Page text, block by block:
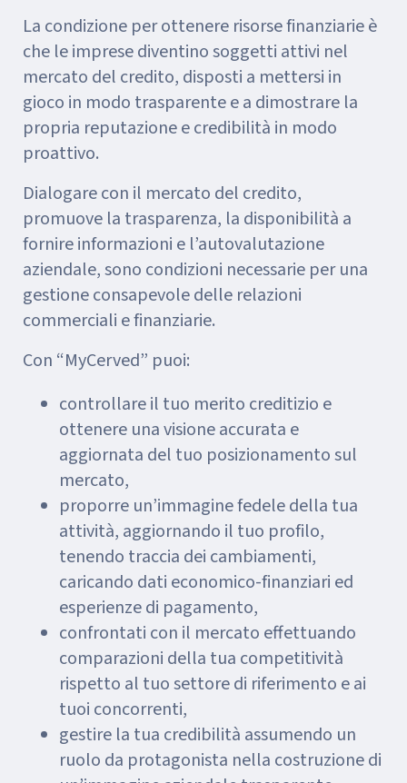
La condizione per ottenere risorse finanziarie è
che le imprese diventino soggetti attivi nel
mercato del credito, disposti a mettersi in
gioco in modo trasparente e a dimostrare la
propria reputazione e credibilità in modo
proattivo.
Dialogare con il mercato del credito,
promuove la trasparenza, la disponibilità a
fornire informazioni e l’autovalutazione
aziendale, sono condizioni necessarie per una
gestione consapevole delle relazioni
commerciali e finanziarie.
Con “MyCerved” puoi:
controllare il tuo merito creditizio e
ottenere una visione accurata e
aggiornata del tuo posizionamento sul
mercato,
proporre un’immagine fedele della tua
attività, aggiornando il tuo profilo,
tenendo traccia dei cambiamenti,
caricando dati economico-finanziari ed
esperienze di pagamento,
confrontati con il mercato effettuando
comparazioni della tua competitività
rispetto al tuo settore di riferimento e ai
tuoi concorrenti,
gestire la tua credibilità assumendo un
ruolo da protagonista nella costruzione di